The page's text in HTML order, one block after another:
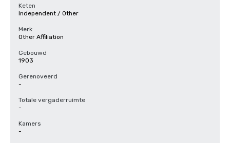
Keten
Independent / Other
Merk
Other Affiliation
Gebouwd
1903
Gerenoveerd
-
Totale vergaderruimte
-
Kamers
-